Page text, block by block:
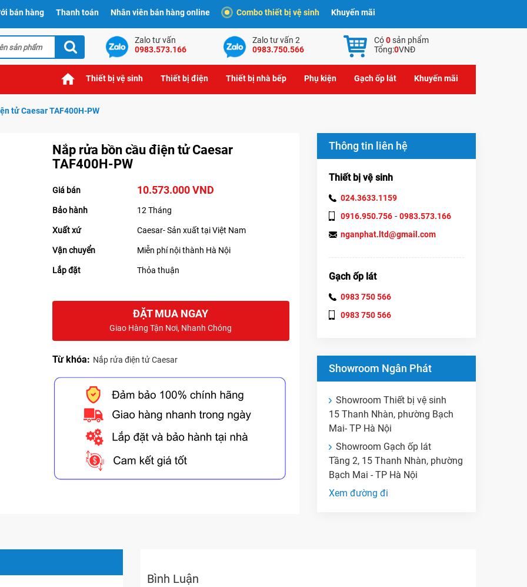
bán hàng Thanh toán Nhân viên bán hàng online Combo thiết bị vệ sinh Khuyến mãi
Zalo tư vấn
0983.573.166
Zalo tư vấn 2
0983.750.566
Có0sản phẩm
Tổng:0VNĐ
Thiết bị vệ sinh Thiết bị điện Thiết bị nhà bếp Phụ kiện Gạch ốp lát Khuyến mãi
tử Caesar TAF400H-PW
Nắp rửa bồn cầu điện tử Caesar
TAF400H-PW
Giá bán 10.573.000 VND
Bảo hành 12 Tháng
Xuất xứ Caesar- Sản xuất tại Việt Nam
Vận chuyển Miễn phí nội thành Hà Nội
Lắp đặt Thỏa thuận
ĐẶT MUA NGAY
Giao Hàng Tận Nơi, Nhanh Chóng
Từ khóa: Nắp rửa điện tử Caesar
Thông tin liên hệ
Thiết bị vệ sinh
024.3633.1159
0916.950.756 - 0983.573.166
nganphat.ltd@gmail.com
Gạch ốp lát
0983 750 566
0983 750 566
Showroom Ngân Phát
Showroom Thiết bị vệ sinh
15 Thanh Nhàn, phường Bạch
Mai- TP Hà Nội
Showroom Gạch ốp lát
Tầng 2, 15 Thanh Nhàn, phường
Bạch Mai - TP Hà Nội
Xem đường đi
Bình Luận